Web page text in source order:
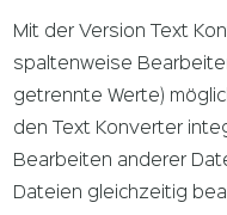
Mit der Version Text
spaltenweise
getrennte Werte)
den Text Konverter
Bearbeiten anderer
Dateien gleichzeitig